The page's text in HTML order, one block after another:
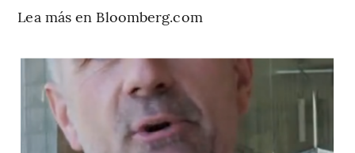
Lea más en Bloomberg.com